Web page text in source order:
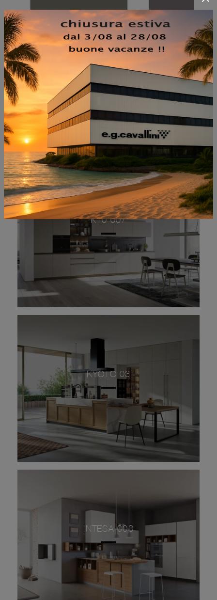
NON PERDERTI ANCHE:
K10 007
KYOTO 03
INTESA 003